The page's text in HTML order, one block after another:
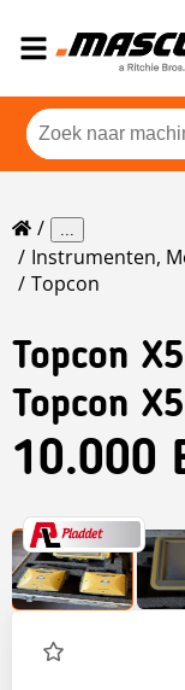
...
Instrumenten,
Topcon
Topcon
Topcon
10.000